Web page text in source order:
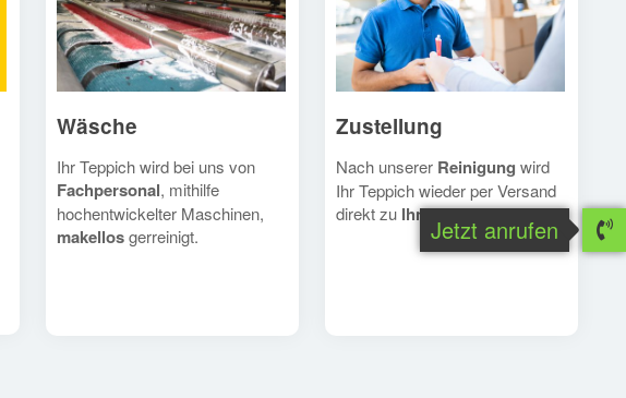
Wäsche
Ihr Teppich wird bei uns von
Fachpersonal, mithilfe
hochentwickelter Maschinen,
makellosgerreinigt.
Zustellung
Nach unserer Reinigung wird
Ihr Teppich wieder per Versand
direkt zu Ihnengeschickt.
Jetzt anrufen